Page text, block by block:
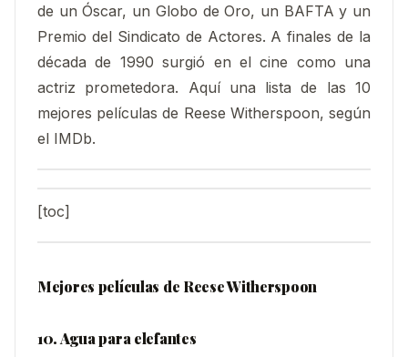
de un Óscar, un Globo de Oro, un BAFTA y un
Premio del Sindicato de Actores. A finales de la
década de 1990 surgió en el cine como una
actriz prometedora. Aquí una lista de las 10
mejores películas de Reese Witherspoon, según
el IMDb.
[toc]
Mejores películas de Reese Witherspoon
10. Agua para elefantes